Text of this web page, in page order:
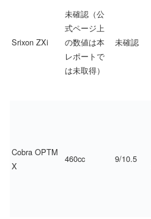
Srixon ZXi
未確認（公
式ページ上
の数値は本
レポートで
は未取得）
未確認
Cobra OPTM
X
460cc 9/10.5